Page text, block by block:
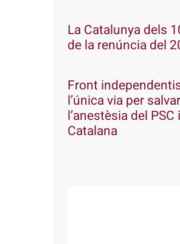
La Catalunya dels
de la renúncia del
Front
l’única via per
l’anestèsia del
Catalana